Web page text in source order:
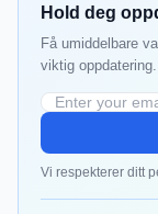
Hold deg
Få umiddelbare
viktig oppdatering.
Vi respekterer ditt